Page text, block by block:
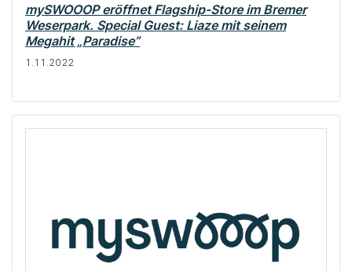
mySWOOOP eröffnet Flagship-Store im Bremer
Weserpark. Special Guest: Liaze mit seinem
Megahit „Paradise”
1.11.2022